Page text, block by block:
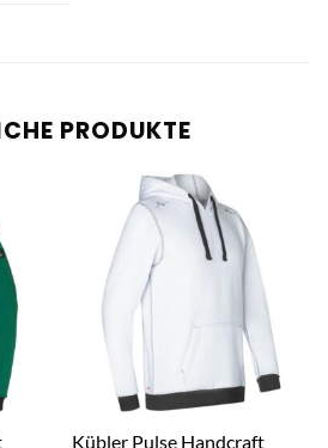
PRODUKTE
Kübler Pulse Handcraft